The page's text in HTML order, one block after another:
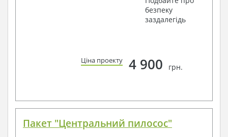
безпеку
заздалегідь
Ціна проекту 4 900 грн.
Пакет "Центральний пилосос"